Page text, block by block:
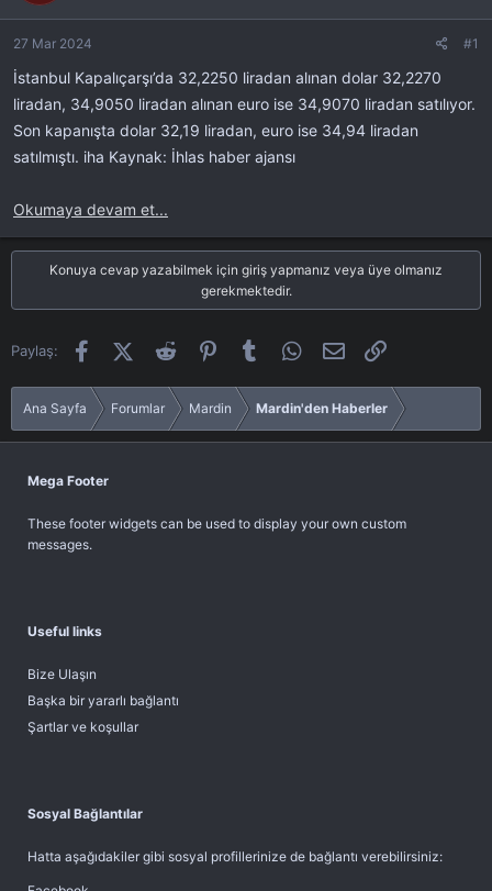
b
a
l
a
t
n
g
t
a
h
27 Mar 2024 #1
İstanbul Kapalıçarşı’da 32,2250 liradan alınan dolar 32,2270
liradan, 34,9050 liradan alınan euro ise 34,9070 liradan satılıyor.
Son kapanışta dolar 32,19 liradan, euro ise 34,94 liradan
satılmıştı. iha Kaynak: İhlas haber ajansı
Okumaya devam et...
Konuya cevap yazabilmek için giriş yapmanız veya üye olmanız
gerekmektedir.
Paylaş: FacebookX (Twitter)
Reddit PinterestTumblr WhatsAppE-posta
Ana Sayfa Forumlar Mardin Mardin'den Haberler
Mega Footer
These footer widgets can be used to display your own custom
messages.
Useful links
Bize Ulaşın
Başka bir yararlı bağlantı
Şartlar ve koşullar
Sosyal Bağlantılar
Hatta aşağıdakiler gibi sosyal profillerinize de bağlantı verebilirsiniz: